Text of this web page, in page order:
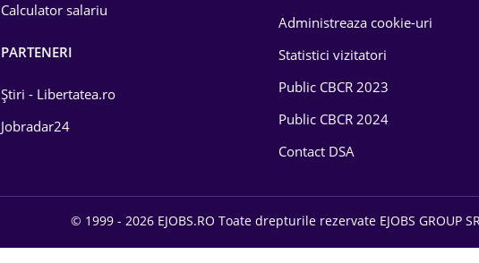
Calculator salariu
PARTENERI
Știri - Libertatea.ro
Jobradar24
Administreaza cookie-uri
Statistici vizitatori
Public CBCR 2023
Public CBCR 2024
Contact DSA
© 1999 - 2026 EJOBS.RO Toate drepturile rezervate EJOBS GROUP